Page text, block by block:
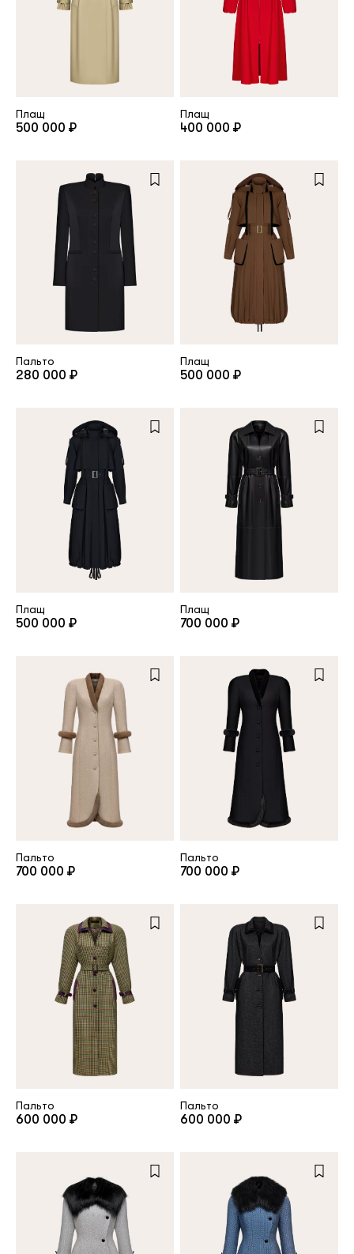
Плащ
500 000 ₽
Плащ
400 000 ₽
Пальто
280 000 ₽
Плащ
500 000 ₽
Плащ
500 000 ₽
Плащ
700 000 ₽
Пальто
700 000 ₽
Пальто
700 000 ₽
Пальто
600 000 ₽
Пальто
600 000 ₽